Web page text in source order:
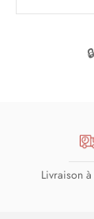
Livraison